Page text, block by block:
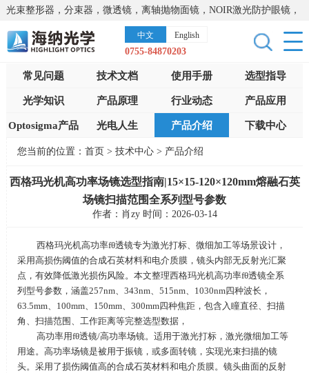
光束整形器，分束器，微透镜，离轴抛物面镜，NOIR激光防护眼镜，
太阳能模拟器，显微镜载物台，激光器，光谱仪，红外热像仪，激光
晶体
中文 English
0755-84870203
常见问题 技术文档 使用手册 选型指导
光学知识 产品原理 行业动态 产品应用
Optosigma产品 光电人生 产品介绍 下载中心
您当前的位置： 首页 > 技术中心 > 产品介绍
西格玛光机高功率场镜选型指南|15×15-120×120mm熔融石英
场镜扫描范围全系列型号参数
作者：肖zy 时间：2026-03-14
西格玛光机高功率fθ透镜专为激光打标、微细加工等场景设计，
采用高损伤阈值的合成石英材料和电介质膜，镜头内部无反射光汇聚
点，有效降低激光损伤风险。本文整理西格玛光机高功率fθ透镜全系
列型号参数，涵盖257nm、 343nm、 515nm、 1030nm四种波长，
63.5mm、 100mm、 150mm、 300mm四种焦距，包含入瞳直径、扫描
角、扫描范围、工作距离等完整选型数据，
高功率用fθ透镜/高功率场镜。适用于激光打标，激光微细加工等
用途。高功率场镜是被用于振镜，或多面转镜，实现光束扫描的镜
头。采用了损伤阈值高的合成石英材料和电介质膜。镜头曲面的反射